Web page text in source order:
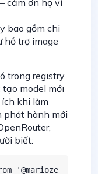
bao gồm chi
hỗ trợ image
trong registry,
model mới
khi làm
phát hành mới
biết:
'@marioze